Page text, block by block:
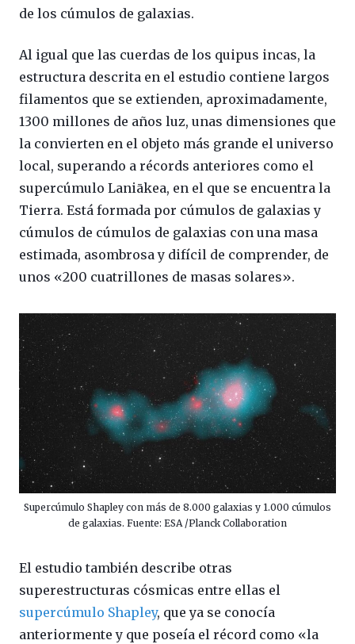
de los cúmulos de galaxias.
Al igual que las cuerdas de los quipus incas, la
estructura descrita en el estudio contiene largos
filamentos que se extienden, aproximadamente,
1300 millones de años luz, unas dimensiones que
la convierten en el objeto más grande el universo
local, superando a récords anteriores como el
supercúmulo Laniākea, en el que se encuentra la
Tierra. Está formada por cúmulos de galaxias y
cúmulos de cúmulos de galaxias con una masa
estimada, asombrosa y difícil de comprender, de
unos «200 cuatrillones de masas solares».
Supercúmulo Shapley con más de 8.000 galaxias y 1.000 cúmulos
de galaxias. Fuente: ESA /Planck Collaboration
El estudio también describe otras
superestructuras cósmicas entre ellas el
supercúmulo Shapley, que ya se conocía
anteriormente y que poseía el récord como «la